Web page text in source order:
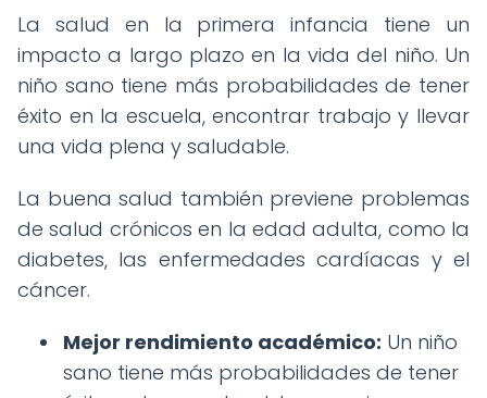
La salud en la primera infancia tiene un
impacto a largo plazo en la vida del niño. Un
niño sano tiene más probabilidades de tener
éxito en la escuela, encontrar trabajo y llevar
una vida plena y saludable.
La buena salud también previene problemas
de salud crónicos en la edad adulta, como la
diabetes, las enfermedades cardíacas y el
cáncer.
Mejor rendimiento académico: Un niño
sano tiene más probabilidades de tener